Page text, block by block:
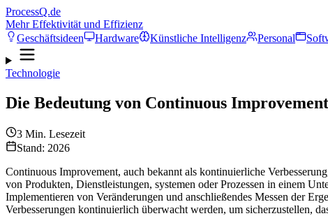
ProcessQ.de
Mehr Effektivität und Effizienz
Geschäftsideen
Hardware Künstliche Intelligenz Personal
Technologie
Die Bedeutung von Continuous
3 Min. Lesezeit
Stand: 2026
Continuous Improvement, auch bekannt als kontinuierliche
von Produkten, Dienstleistungen, systemen oder Prozessen in einem
Implementieren von Veränderungen und anschließendes Messen der
Verbesserungen kontinuierlich überwacht werden, um sicherzustellen,